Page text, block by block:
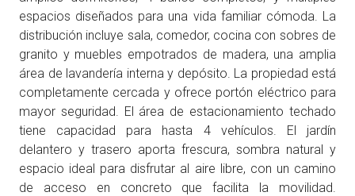
espacios diseñados para una vida familiar cómoda. La
distribución incluye sala, comedor, cocina con sobres de
granito y muebles empotrados de madera, una amplia
área de lavandería interna y depósito. La propiedad está
completamente cercada y ofrece portón eléctrico para
mayor seguridad. El área de estacionamiento techado
tiene capacidad para hasta 4 vehículos. El jardín
delantero y trasero aporta frescura, sombra natural y
espacio ideal para disfrutar al aire libre, con un camino
de acceso en concreto que facilita la movilidad.